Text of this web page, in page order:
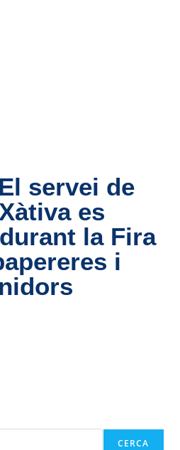
servei de
es
la Fira
i
CERCA